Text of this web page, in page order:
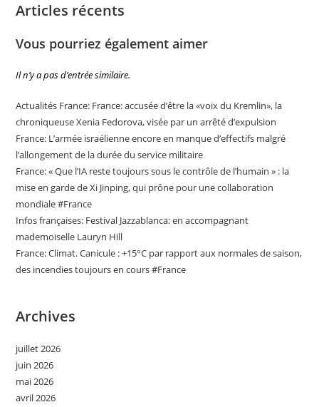
Articles récents
Vous pourriez également aimer
Il n’y a pas d’entrée similaire.
Actualités France: France: accusée d’être la «voix du Kremlin», la
chroniqueuse Xenia Fedorova, visée par un arrêté d’expulsion
France: L’armée israélienne encore en manque d’effectifs malgré
l’allongement de la durée du service militaire
France: « Que l’IA reste toujours sous le contrôle de l’humain » : la
mise en garde de Xi Jinping, qui prône pour une collaboration
mondiale #France
Infos françaises: Festival Jazzablanca: en accompagnant
mademoiselle Lauryn Hill
France: Climat. Canicule : +15°C par rapport aux normales de saison,
des incendies toujours en cours #France
Archives
juillet 2026
juin 2026
mai 2026
avril 2026